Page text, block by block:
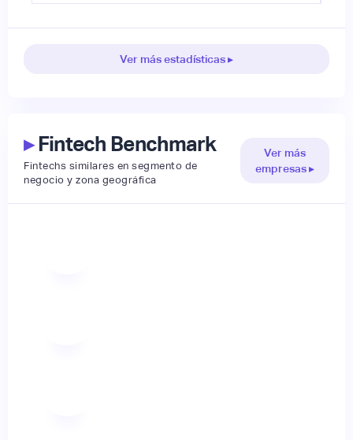
Ver más estadísticas ▸
▸Fintech Benchmark
Fintechs similares en segmento de
negocio y zona geográfica
Ver más
empresas ▸